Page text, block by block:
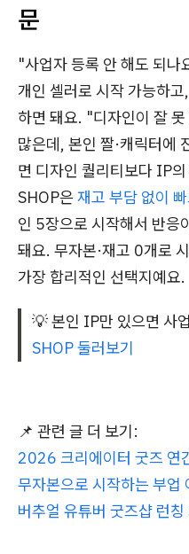
문
"사업자 등록 안 해도 되나
개인 셀러로 시작 가능하
하면 돼요. "디자인이 잘
많은데, 본인 짤·캐릭터에
면 디자인 퀄리티보다 IP
SHOP은 재고 부담 없이
인 5장으로 시작해서 반응
돼요. 무자본·재고 0개로
가장 합리적인 선택지예요.
💡 본인 IP만 있으면 사
SHOP 둘러보기
📌 관련 글 더 보기:
2026 크리에이터 굿즈 연
무자본으로 시작하는 부업
버추얼 유튜버 굿즈샵 런칭